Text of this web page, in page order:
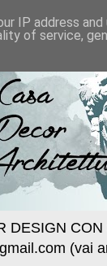
DESIGN
(vai
IP address and
of service,